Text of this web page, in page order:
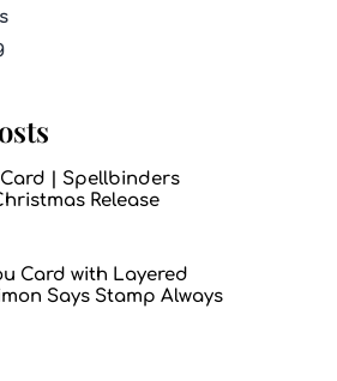
| Spellbinders
Release
Card with Layered
Says Stamp Always